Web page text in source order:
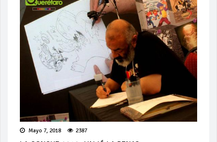
Mayo 7, 2018 2387